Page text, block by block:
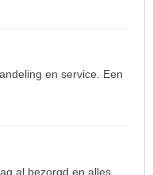
en service. Een
al bezorgd en alles